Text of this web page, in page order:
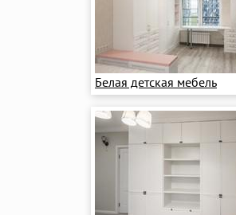
Белая детская мебель